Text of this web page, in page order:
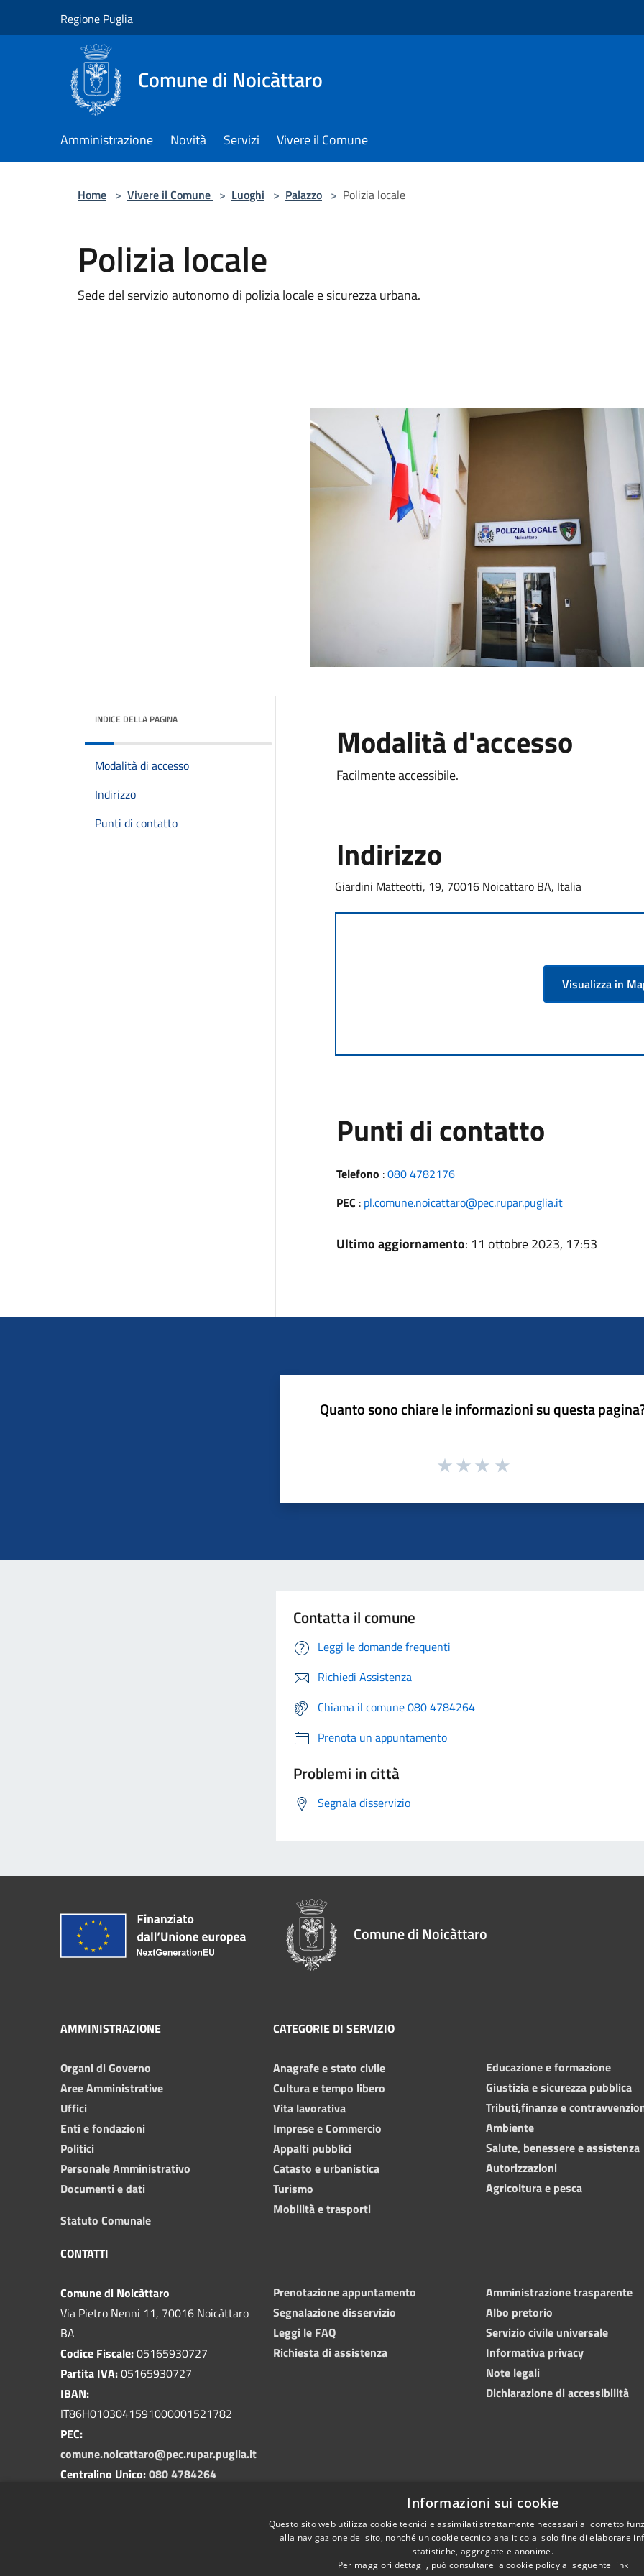
Regione Puglia
Comune di Noicàttaro
Amministrazione Novità Servizi Vivere il Comune
Home > Vivere il Comune > Luoghi > Palazzo > Polizia locale
Polizia locale
Sede del servizio autonomo di polizia locale e sicurezza urbana.
INDICE DELLA PAGINA
Modalità di accesso
Indirizzo
Punti di contatto
Modalità d'accesso
Facilmente accessibile.
Indirizzo
Giardini Matteotti, 19, 70016 Noicattaro BA, Italia
Visualizza in
Punti di contatto
Telefono :080 4782176
PEC : pl.comune.noicattaro@pec.rupar.puglia.it
Ultimo aggiornamento: 11 ottobre 2023, 17:53
Quanto sono chiare le informazioni su questa
Contatta il comune
Leggi le domande frequenti
Richiedi Assistenza
Chiama il comune 080 4784264
Prenota un appuntamento
Problemi in città
Segnala disservizio
Comune di Noicàttaro
AMMINISTRAZIONE
Organi di Governo
Aree Amministrative
Uffici
Enti e fondazioni
Politici
Personale Amministrativo
Documenti e dati
Statuto Comunale
CATEGORIE DI SERVIZIO
Anagrafe e stato civile
Cultura e tempo libero
Vita lavorativa
Imprese e Commercio
Appalti pubblici
Catasto e urbanistica
Turismo
Mobilità e trasporti
Educazione e formazione
Giustizia e sicurezza pubblica
Tributi,finanze e
Ambiente
Salute, benessere e assistenza
Autorizzazioni
Agricoltura e pesca
CONTATTI
Comune di Noicàttaro
Via Pietro Nenni 11, 70016 Noicàttaro
BA
Codice Fiscale:05165930727
Partita IVA:05165930727
IBAN:
IT86H0103041591000001521782
PEC:
comune.noicattaro@pec.rupar.puglia.it
Centralino Unico:080 4784264
Prenotazione appuntamento
Segnalazione disservizio
Leggi le FAQ
Richiesta di assistenza
Amministrazione trasparente
Albo pretorio
Servizio civile universale
Informativa privacy
Note legali
Dichiarazione di accessibilità
Mappa del sito Difensore civico Copyright ©
Informazioni sui cookie
Questo sito web utilizza cookie tecnici e assimilati strettamente necessari al corretto
alla navigazione del sito, nonché un cookie tecnico analitico al solo fine di elaborare
statistiche, aggregate e anonime.
Per maggiori dettagli, può consultare la cookie policy al seguente link